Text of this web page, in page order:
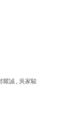
耀誠 , 吳家駿